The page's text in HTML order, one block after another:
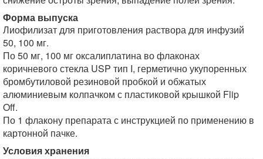
Форма выпуска
Лиофилизат для приготовления раствора для инфузий
50, 100 мг.
По 50 мг, 100 мг оксалиплатина во флаконах
коричневого стекла USP тип I, герметично укупоренных
бромбутиловой резиновой пробкой и обжатых
алюминиевым колпачком с пластиковой крышкой Flip
Off.
По 1 флакону препарата с инструкцией по применению в
картонной пачке.
Условия хранения